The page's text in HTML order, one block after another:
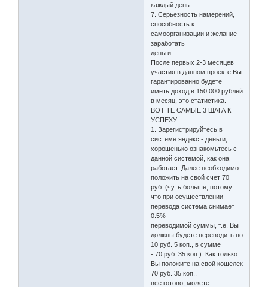
каждый день.
7. Серьезность намерений,
способность к
самоорганизации и желание
заработать
деньги.
После первых 2-3 месяцев
участия в данном проекте Вы
гарантированно будете
иметь доход в 150 000 рублей
в месяц, это статистика.
ВОТ ТЕ САМЫЕ 3 ШАГА К
УСПЕХУ:
1. Зарегистрируйтесь в
системе яндекс - деньги,
хорошенько ознакомьтесь с
данной системой, как она
работает. Далее необходимо
положить на свой счет 70
руб. (чуть больше, потому
что при осуществлении
перевода система снимает
0.5%
переводимой суммы, т.е. Вы
должны будете переводить по
10 руб. 5 коп., в сумме
- 70 руб. 35 коп.). Как только
Вы положите на свой кошелек
70 руб. 35 коп.,
все готово, можете